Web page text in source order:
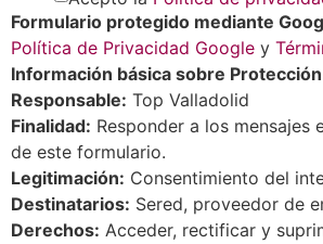
Formulario protegido mediante
Política de Privacidad Google y
Información básica sobre
Responsable: Top Valladolid
Finalidad: Responder a los mensajes
de este formulario.
Legitimación: Consentimiento del
Destinatarios: Sered, proveedor de
Derechos: Acceder, rectificar y